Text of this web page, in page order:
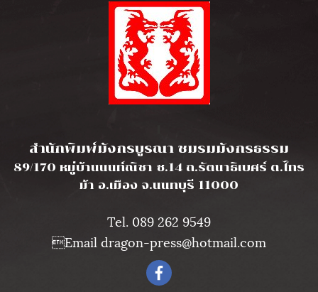
สำนักพิมพ์มังกรบูรณา ชมรมมังกรธรรม
89/170 หมู่บ้านนนท์ณิชา ซ.14 ถ.รัตนาธิเบศร์ ต.ไทร
ม้า อ.เมือง จ.นนทบุรี 11000
Tel. 089 262 9549
Email dragon-press@hotmail.com